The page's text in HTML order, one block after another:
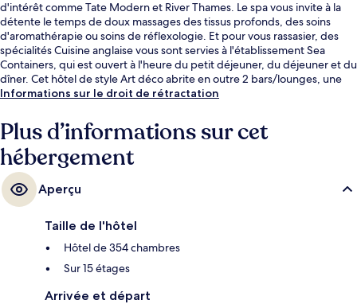
d'intérêt comme Tate Modern et River Thames. Le spa vous invite à la
détente le temps de doux massages des tissus profonds, des soins
d'aromathérapie ou soins de réflexologie. Et pour vous rassasier, des
spécialités Cuisine anglaise vous sont servies à l'établissement Sea
Containers, qui est ouvert à l'heure du petit déjeuner, du déjeuner et du
dîner. Cet hôtel de style Art déco abrite en outre 2 bars/lounges, une
salle de fitness et un hammam. Les autres voyageurs apprécient
courte distance par rapport aux transports publics : Station de métro
Blackfriars se situe à 8 min à pied et Station de métro Southwark, à 9 min
de marche.
Informations sur le droit de rétractation
Plus d’informations sur cet
hébergement
Aperçu
Taille de l'hôtel
Hôtel de 354 chambres
Sur 15 étages
Arrivée et départ